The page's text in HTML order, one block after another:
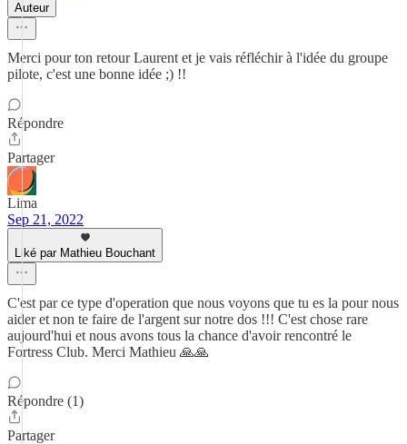
Auteur
Merci pour ton retour Laurent et je vais réfléchir à l'idée du groupe
pilote, c'est une bonne idée ;) !!
Répondre
Partager
Lima
Sep 21, 2022
Liké par Mathieu Bouchant
C'est par ce type d'operation que nous voyons que tu es la pour nous
aider et non te faire de l'argent sur notre dos !!! C'est chose rare
aujourd'hui et nous avons tous la chance d'avoir rencontré le
Fortress Club. Merci Mathieu 🙏🙏
Répondre (1)
Partager